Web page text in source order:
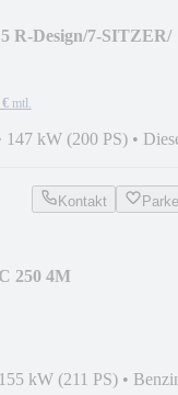
R-Design/7-SITZER/
€ mtl.
147 kW (200 PS) •
Kontakt
250 4M
155 kW (211 PS) •